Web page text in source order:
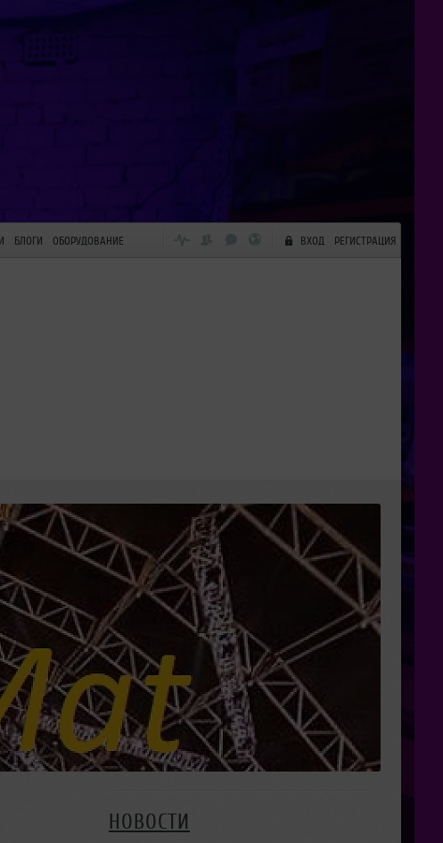
БЛОГИ ОБОРУДОВАНИЕ ВХОД РЕГИСТРАЦИЯ
НОВОСТИ